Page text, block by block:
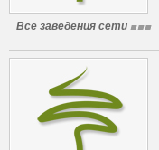
Все заведения сети